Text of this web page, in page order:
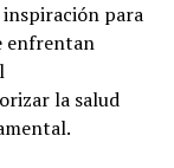
inspiración para
enfrentan
la salud